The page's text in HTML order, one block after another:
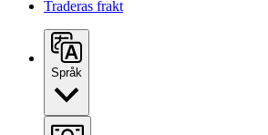
Traderas frakt
Språk